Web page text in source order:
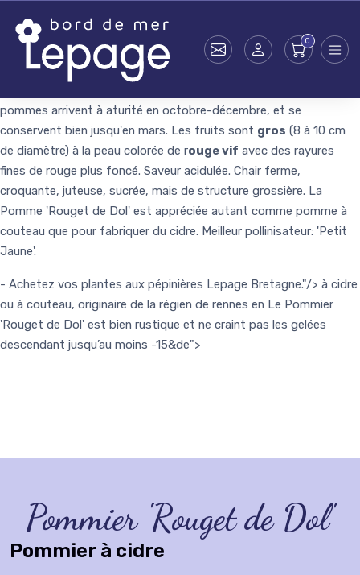
Pommier 'Rouget de Dol' est bien rustique et ne craint pas les
gelées descendant jusqu’au moins -15°C. Arborant unport semi-
érigé, ce petit arbre bien compact atteint en moyenne 4 mètres
pommes arrivent à aturité en octobre-décembre, et se
conservent bien jusqu'en mars. Les fruits sont gros (8 à 10 cm
de diamètre) à la peau colorée de rouge vif avec des rayures
fines de rouge plus foncé. Saveur acidulée. Chair ferme,
croquante, juteuse, sucrée, mais de structure grossière. La
Pomme 'Rouget de Dol' est appréciée autant comme pomme à
couteau que pour fabriquer du cidre. Meilleur pollinisateur: 'Petit
Jaune'.
- Achetez vos plantes aux pépinières Lepage Bretagne."/> à cidre
ou à couteau, originaire de la régien de rennes en Le Pommier
'Rouget de Dol' est bien rustique et ne craint pas les gelées
descendant jusqu’au moins -15&de">
Pommier 'Rouget de Dol'
Pommier à cidre